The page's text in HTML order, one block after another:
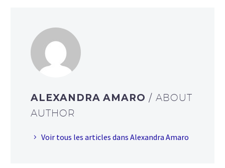
ALEXANDRA AMARO/ ABOUT
AUTHOR
Voir tous les articles dans Alexandra Amaro